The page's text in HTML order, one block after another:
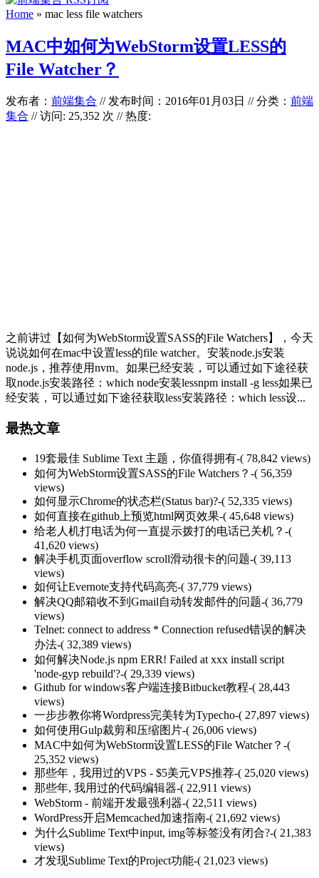
Home » mac less file watchers
MAC中如何为WebStorm设置LESS的
File Watcher？
发布者： 前端集合 //发布时间：2016年01月03日 //分类： 前端
集合 // 访问: 25,352 次 // 热度:
之前讲过【如何为WebStorm设置SASS的File Watchers】，今天
说说如何在mac中设置less的file watcher。安装node.js安装
node.js，推荐使用nvm。如果已经安装，可以通过如下途径获
取node.js安装路径：which node安装lessnpm install -g less如果已
经安装，可以通过如下途径获取less安装路径：which less设...
最热文章
19套最佳 Sublime Text 主题，你值得拥有-( 78,842 views)
如何为WebStorm设置SASS的File Watchers？ -( 56,359
views)
如何显示Chrome的状态栏(Status bar)?-( 52,335 views)
如何直接在github上预览html网页效果-( 45,648 views)
给老人机打电话为何一直提示拨打的电话已关机？ -(
41,620 views)
解决手机页面overflow scroll滑动很卡的问题-( 39,113
views)
如何让Evernote支持代码高亮-( 37,779 views)
解决QQ邮箱收不到Gmail自动转发邮件的问题-( 36,779
views)
Telnet: connect to address * Connection refused错误的解决
办法-( 32,389 views)
如何解决Node.js npm ERR! Failed at xxx install script
'node-gyp rebuild'?-( 29,339 views)
Github for windows客户端连接Bitbucket教程-( 28,443
views)
一步步教你将Wordpress完美转为Typecho-( 27,897 views)
如何使用Gulp裁剪和压缩图片-( 26,006 views)
MAC中如何为WebStorm设置LESS的File Watcher？ -(
25,352 views)
那些年，我用过的VPS - $5美元VPS推荐-( 25,020 views)
那些年, 我用过的代码编辑器-( 22,911 views)
WebStorm - 前端开发最强利器-( 22,511 views)
WordPress开启Memcached加速指南-( 21,692 views)
为什么Sublime Text中input, img等标签没有闭合?-( 21,383
views)
才发现Sublime Text的Project功能-( 21,023 views)